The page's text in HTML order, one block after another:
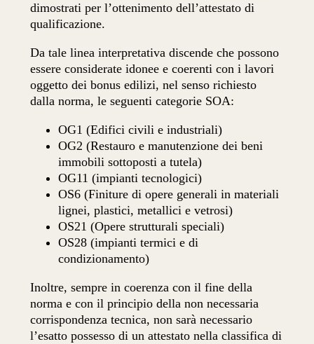
dimostrati per l’ottenimento dell’attestato di
qualificazione.
Da tale linea interpretativa discende che possono
essere considerate idonee e coerenti con i lavori
oggetto dei bonus edilizi, nel senso richiesto
dalla norma, le seguenti categorie SOA:
OG1 (Edifici civili e industriali)
OG2 (Restauro e manutenzione dei beni
immobili sottoposti a tutela)
OG11 (impianti tecnologici)
OS6 (Finiture di opere generali in materiali
lignei, plastici, metallici e vetrosi)
OS21 (Opere strutturali speciali)
OS28 (impianti termici e di
condizionamento)
Inoltre, sempre in coerenza con il fine della
norma e con il principio della non necessaria
corrispondenza tecnica, non sarà necessario
l’esatto possesso di un attestato nella classifica di